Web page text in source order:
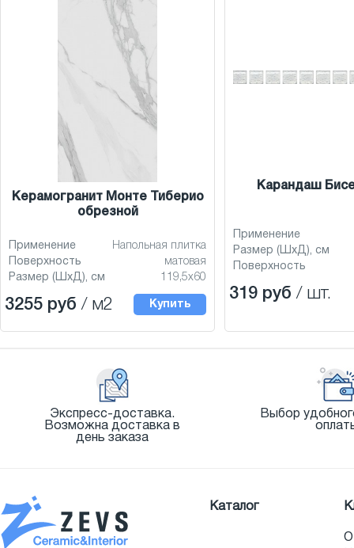
Керамогранит Монте Тиберио
обрезной
Применение
Напольная плитка
Поверхность
матовая
Размер (ШхД), см
119,5x60
3255 руб / м2 Купить
Карандаш
Применение
Размер (ШхД), см
Поверхность
319 руб / шт.
Экспресс-доставка.
Возможна доставка в
день заказа
Выбор
Каталог
О